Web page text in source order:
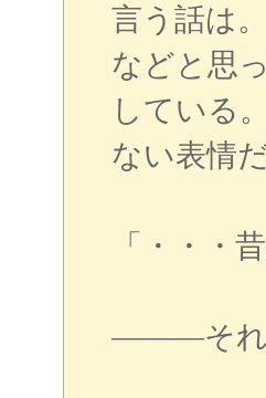
言う話は。
などと思
している
ない表情だ
「・・・
―――それ